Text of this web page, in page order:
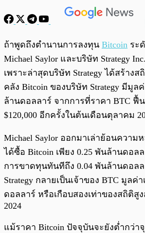
พร้อมเล่น
ถ้าพูดถึงตำนานการลงทุน Bitcoin ระ
Michael Saylor และบริษัท Strategy
เพราะล่าสุดบริษัท Strategy ได้สร้าง
คลัง Bitcoin ของบริษัท Strategy มีมูล
ล้านดอลลาร์ จากการที่ราคา BTC ฟื้
$120,000 อีกครั้งในต้นเดือนตุลาคม
Michael Saylor ออกมาเล่าย้อนความ
ได้ซื้อ Bitcoin เพียง 0.25 พันล้านดอล
การขาดทุนทันทีถึง 0.04 พันล้านดอล
Strategy กลายเป็นเจ้าของ BTC มูลค่
ดอลลาร์ หรือเกือบสองเท่าของสถิติสู
2024
แม้ราคา Bitcoin ปัจจุบันจะยังต่ำกว่า